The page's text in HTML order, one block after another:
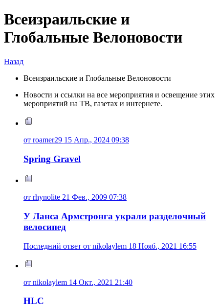
Всеизраильские и
Глобальные Велоновости
Назад
Всеизраильские и Глобальные Велоновости
Новости и ссылки на все мероприятия и освещение этих
мероприятий на ТВ, газетах и интернете.
от roamer29 15 Апр., 2024 09:38
Spring Gravel
от rhynolite 21 Фев., 2009 07:38
У Ланса Армстронга украли разделочный
велосипед
Последний ответ от nikolaylem 18 Нояб., 2021 16:55
от nikolaylem 14 Окт., 2021 21:40
HLC